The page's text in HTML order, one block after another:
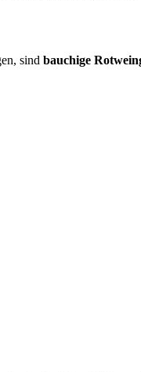
sind bauchige